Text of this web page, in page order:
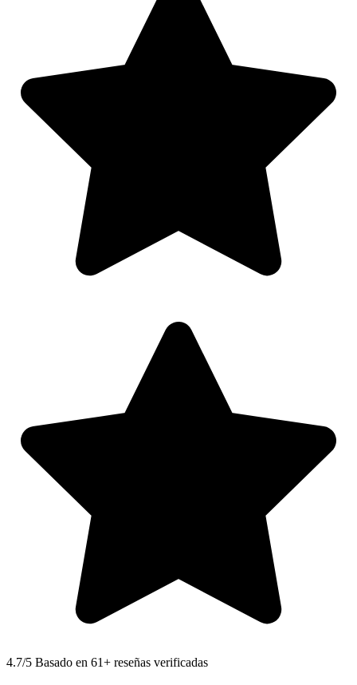
4.7/5 Basado en 61+ reseñas verificadas